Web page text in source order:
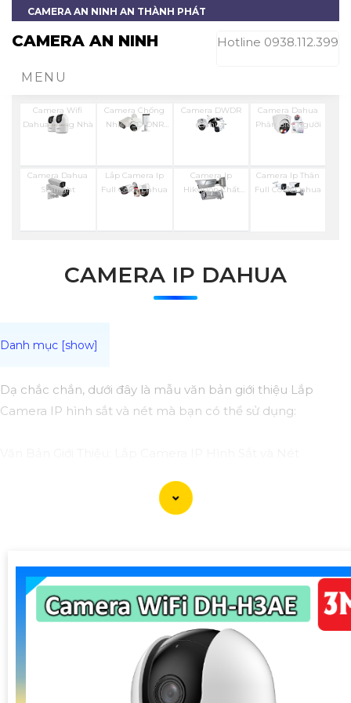
CAMERA AN NINH AN THÀNH PHÁT
CAMERA AN NINH Hotline 0938.112.399
MENU
Camera Wifi
Dahua Trong Nhà
Camera Chống
Nhiễu 3D-DNR
Camera DWDR
Dahua
Camera Dahua
Phân Biệt Người
Camera Dahua
Starlight
Lắp Camera Ip
Full Color Dahua
Camera Ip
Hikvision Chất
Lượng
Camera Ip Thân
Full Color Dahua
CAMERA IP DAHUA
Dạ chắc chắn, dưới đây là mẫu văn bản giới thiệu Lắp
Camera IP hình sắt và nét mà bạn có thể sử dụng:
Chúng tôi xin giới thiệu dịch vụ lắp đặt Camera IP hình sắt
và nét, giúp Quý Khách Hàng giám sát và bảo vệ tài sản
Chất lượng hình ảnh sắc nét: Camera IP hỗ trợ độ phân
giải cao, cho hình ảnh rõ nét, chất lượng cao ngay cả trong
điều kiện ánh sáng yếu.
Kết nối qua mạng internet:
Camera IP có khả năng kết nối qua mạng internet, cho
phép Quý Khách Hàng xem camera từ xa thông qua điện